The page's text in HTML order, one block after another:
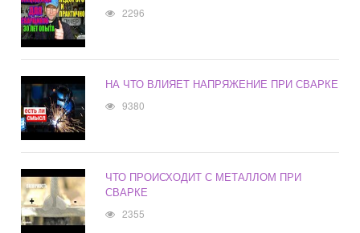
2296
НА ЧТО ВЛИЯЕТ НАПРЯЖЕНИЕ ПРИ СВАРКЕ
9380
ЧТО ПРОИСХОДИТ С МЕТАЛЛОМ ПРИ
СВАРКЕ
2355